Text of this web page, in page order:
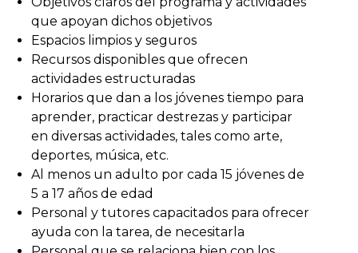
que apoyan dichos objetivos
Espacios limpios y seguros
Recursos disponibles que ofrecen
actividades estructuradas
Horarios que dan a los jóvenes tiempo para
aprender, practicar destrezas y participar
en diversas actividades, tales como arte,
deportes, música, etc.
Al menos un adulto por cada 15 jóvenes de
5 a 17 años de edad
Personal y tutores capacitados para ofrecer
ayuda con la tarea, de necesitarla